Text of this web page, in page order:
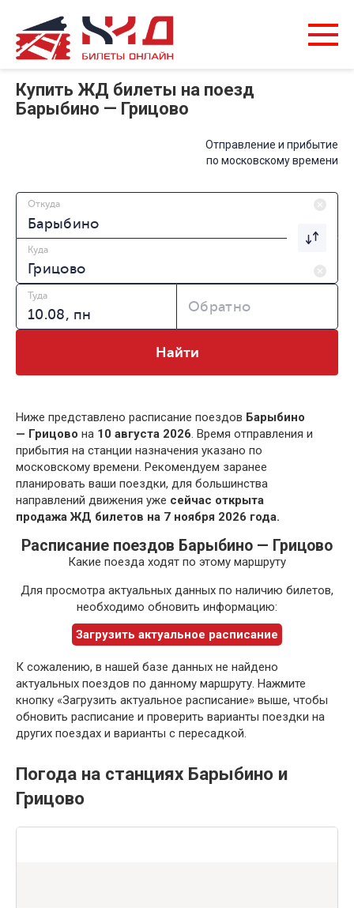
Купить ЖД билеты на поезд
Барыбино — Грицово
Отправление и прибытие
по московскому времени
Откуда
Куда
Туда
Обратно
Найти
Ниже представлено расписание поездов Барыбино
— Грицово на 10 августа 2026. Время отправления и
прибытия на станции назначения указано по
московскому времени. Рекомендуем заранее
планировать ваши поездки, для большинства
направлений движения уже сейчас открыта
продажа ЖД билетов на 7 ноября 2026 года.
Расписание поездов Барыбино — Грицово
Какие поезда ходят по этому маршруту
Для просмотра актуальных данных по наличию билетов,
необходимо обновить информацию:
Загрузить актуальное расписание
К сожалению, в нашей базе данных не найдено
актуальных поездов по данному маршруту. Нажмите
кнопку «Загрузить актуальное расписание» выше, чтобы
обновить расписание и проверить варианты поездки на
других поездах и варианты с пересадкой.
Погода на станциях Барыбино и
Грицово